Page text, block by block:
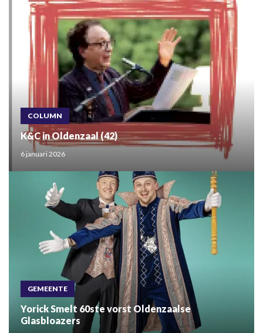
COLUMN
K&C in Oldenzaal (42)
6 januari 2026
GEMEENTE
Yorick Smelt 60ste vorst Oldenzaalse
Glasbloazers